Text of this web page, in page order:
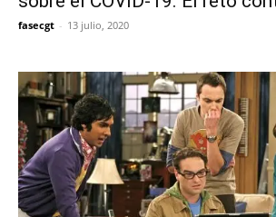
fasecgt - 13 julio, 2020